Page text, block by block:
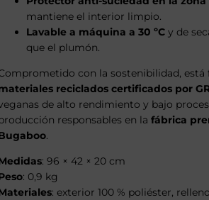
mantiene el interior limpio.
Lavable a máquina a 30 ºC y de
que el plumón.
con la sostenibilidad, está
reciclados certificados por
de alto rendimiento y bajo
responsables en lafábrica
.
: 96 × 42 × 20 cm
: 0,9 kg
: exterior 100 % poliéster,